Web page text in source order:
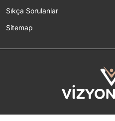
Sıkça Sorulanlar
Sitemap